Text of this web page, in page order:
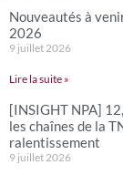
Nouveautés à
2026
9 juillet 2026
Lire la suite »
[INSIGHT NPA]
les chaînes de la
ralentissement
9 juillet 2026